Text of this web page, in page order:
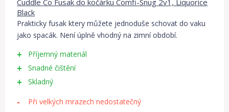
Cuddle Co Fusak do kočárku Comfi-Snug 2v1, Liquorice
Black
Prakticky fusak ktery můžete jednoduše schovat do vaku
jako spacák. Není úplně vhodný na zimní období.
Příjemný materiál
Snadné čištění
Skladný
Při velkých mrazech nedostatečný